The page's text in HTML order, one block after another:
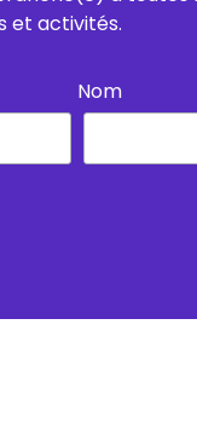
et activités.
Nom